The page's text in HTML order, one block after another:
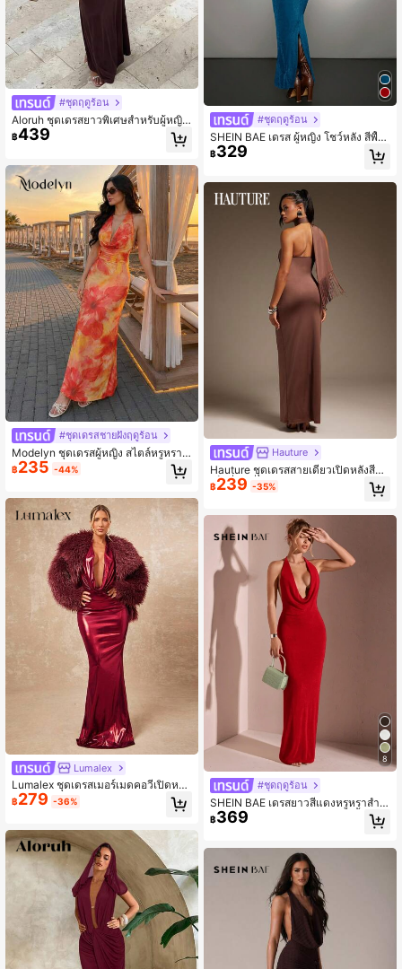
#ชุดฤดูร้อน
Aloruh ชุดเดรสยาวพิเศษสำหรับผู้หญิง
ทรงหางนางเงือกเข้ารูป คอฮอลเตอร์ ค
อวีลึก คอคาวล์ สีน้ำตาล สไตล์โรแมนติ
ลิตเตอร์ละเอียดเมทัลลิก
฿439
#ชุดเดรสชายฝั่งฤดูร้อน
Modelyn ชุดเดรสผู้หญิง สไตล์หรูหรา&
พักผ่อน พิมพ์ลายดอกไม้ คอคล้องคอ คอ
เดรป เปิดหลัง แขนกุด ทรงเข้ารูป ชุดแ
ตี้ และเดทตอนกลางคืน
฿235 -44%
Lumalex
Lumalex ชุดเดรสเมอร์เมดคอวีเปิดหลัง
เมทัลลิกสำหรับฤดูหนาวและฤดูใบไม้ร่ว
ง, ชุดเดรสบอดี้คอนหางปลาสีแดงเข้ม
กันดีสำหรับงานทางการ, ชุดราตรีสตรี,
ชุดราตรีหรูหรา, ชุดเดรสซาตินยาว, ชุด
เดรสพรอมหรูหรา, งานเลี้ยงสังสรรค์, งา
นเลี้ยง, ชุดเดรสเรียบหรู, ชุดเดรส Old
Money, ชุดเดรสกลิตเตอร์สำหรับวันหยุ
ด, งานปาร์ตี้ Rave, งานเลี้ยงนอกบ้าน,
วันหยุดพักผ่อน, ชุดเดรส Hot Outdoor,
ชุดเดรส Richly Layered, ชุดเดรสสำห
รับฤดูแต่งงาน, งานเลี้ยง, ID Al-Adha,
งานเลี้ยง Al-Adha, ชุดเดรสปีใหม่, ชุดเ
ดรส Chic Autumn Fall, ชุดเดรสสไตล์ใ
฿279 -36%
#ชุดฤดูร้อน
SHEIN BAE เดรส ผู้หญิง โชว์หลัง สีพื้น
คล้องคอ
฿329
Hauture
Hauture ชุดเดรสสายเดี่ยวเปิดหลังสีพื้น
เซ็กซี่แฟชั่นสำหรับผู้หญิง
฿239 -35%
8
#ชุดฤดูร้อน
SHEIN BAE เดรสยาวสีแดงหรูหราสำห
รับผู้หญิง เหมาะสำหรับงานปาร์ตี้ งานเ
ลี้ยงสังสรรค์ งานแต่งงาน งานรับปริญญ
ดทสไตล์มินิมอล
฿369